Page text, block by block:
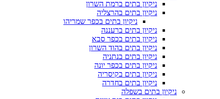
ניקיון בתים ברמת השרון
ניקיון בתים בהרצליה
ניקיון בתים בכפר שמריהו
ניקיון בתים ברעננה
ניקיון בתים בכפר סבא
ניקיון בתים בהוד השרון
ניקיון בתים בנתניה
ניקיון בתים בכפר יונה
ניקיון בתים בקיסריה
ניקיון בתים בחדרה
ניקיון בתים בשפלה